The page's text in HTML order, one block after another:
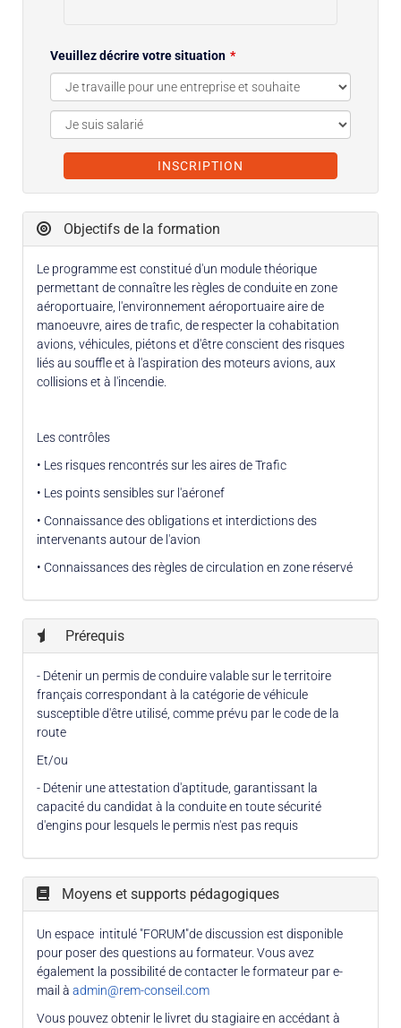
Veuillez décrire votre situation
INSCRIPTION
Objectifs de la formation
Le programme est constitué d'un module théorique
permettant de connaître les règles de conduite en zone
aéroportuaire, l'environnement aéroportuaire aire de
manoeuvre, aires de trafic, de respecter la cohabitation
avions, véhicules, piétons et d'être conscient des risques
liés au souffle et à l'aspiration des moteurs avions, aux
collisions et à l'incendie.
Les contrôles
• Les risques rencontrés sur les aires de Trafic
• Les points sensibles sur l'aéronef
• Connaissance des obligations et interdictions des
intervenants autour de l'avion
• Connaissances des règles de circulation en zone réservé
Prérequis
- Détenir un permis de conduire valable sur le territoire
français correspondant à la catégorie de véhicule
susceptible d'être utilisé, comme prévu par le code de la
route
Et/ou
- Détenir une attestation d'aptitude, garantissant la
capacité du candidat à la conduite en toute sécurité
d'engins pour lesquels le permis n'est pas requis
Moyens et supports pédagogiques
Un espace intitulé "FORUM"de discussion est disponible
pour poser des questions au formateur. Vous avez
également la possibilité de contacter le formateur par e-
mail à admin@rem-conseil.com
Vous pouvez obtenir le livret du stagiaire en accédant à